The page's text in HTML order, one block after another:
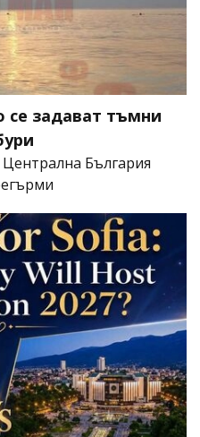
се задават тъмни
България